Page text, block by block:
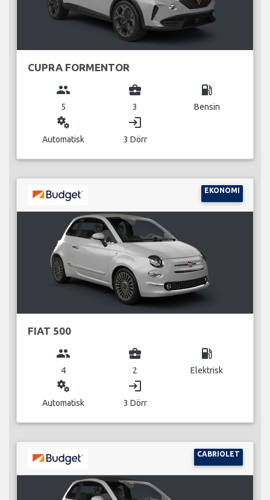
CUPRA FORMENTOR
group
5
business_center
3
local_gas_station
Bensin
miscellaneous_services
Automatisk
login
3 Dörr
EKONOMI
FIAT 500
group
4
business_center
2
local_gas_station
Elektrisk
miscellaneous_services
Automatisk
login
3 Dörr
CABRIOLET